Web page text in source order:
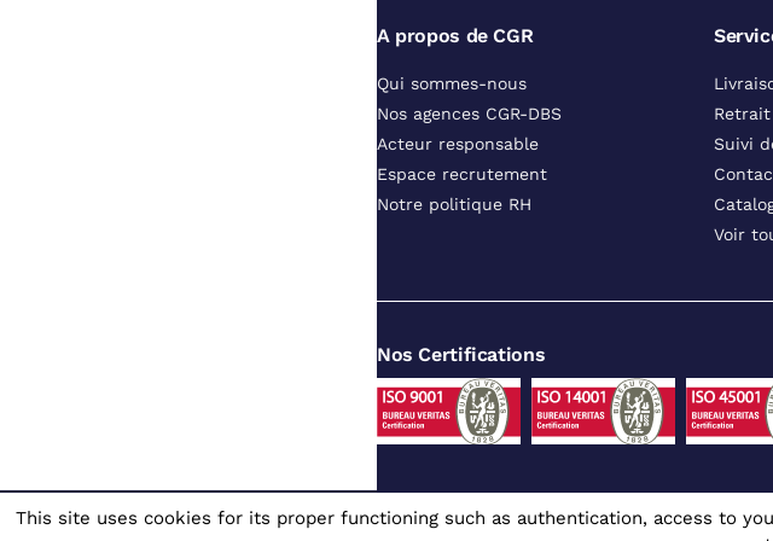
A propos de CGR
Qui sommes-nous
Nos agences CGR-DBS
Acteur responsable
Espace recrutement
Notre politique RH
Suivi
Voir
Nos Certifications
This site uses cookies for its proper functioning such as authentication, access to